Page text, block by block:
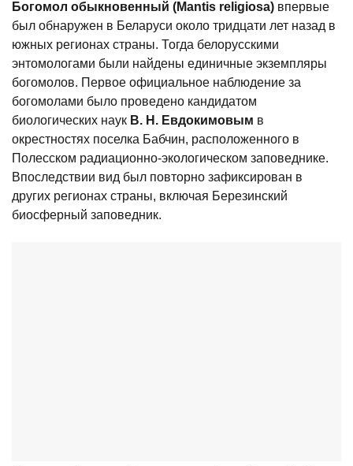
Богомол обыкновенный (Mantis religiosa) впервые
был обнаружен в Беларуси около тридцати лет назад в
южных регионах страны. Тогда белорусскими
энтомологами были найдены единичные экземпляры
богомолов. Первое официальное наблюдение за
богомолами было проведено кандидатом
биологических наук В. Н. Евдокимовым в
окрестностях поселка Бабчин, расположенного в
Полесском радиационно-экологическом заповеднике.
Впоследствии вид был повторно зафиксирован в
других регионах страны, включая Березинский
биосферный заповедник.